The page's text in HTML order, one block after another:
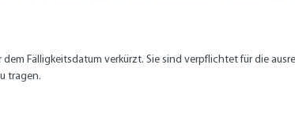
Fälligkeitsdatum verkürzt. Sie sind verpflichtet für die
tragen.